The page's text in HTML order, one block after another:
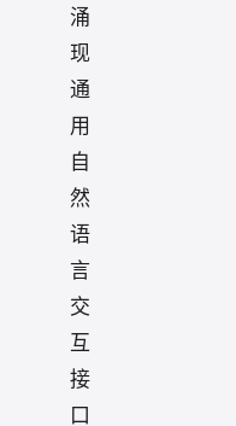
涌
现
通
用
自
然
语
言
交
互
接
口